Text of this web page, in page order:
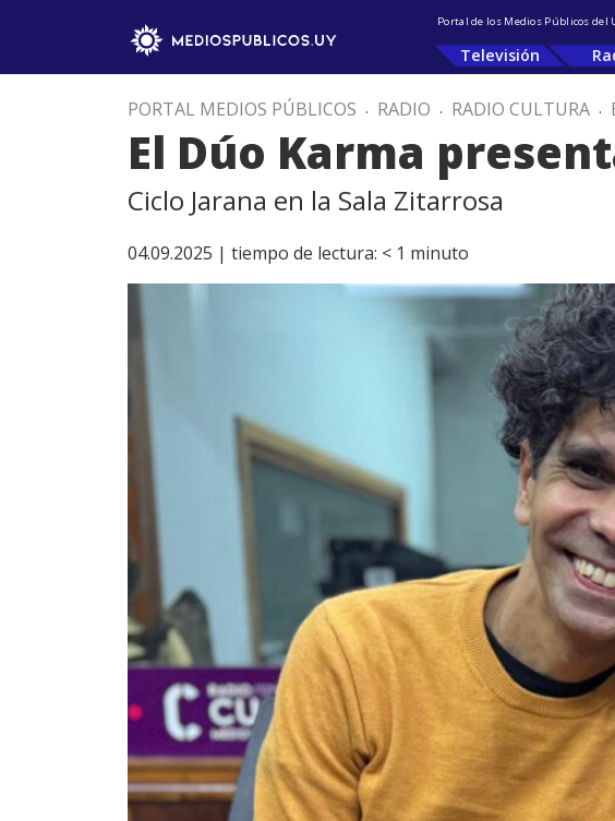
Portal de los Medios Públicos del
Televisión
PORTAL MEDIOS PÚBLICOS . RADIO . RADIO CULTURA .
El Dúo Karma
Ciclo Jarana en la Sala Zitarrosa
04.09.2025 | tiempo de lectura: < 1 minuto